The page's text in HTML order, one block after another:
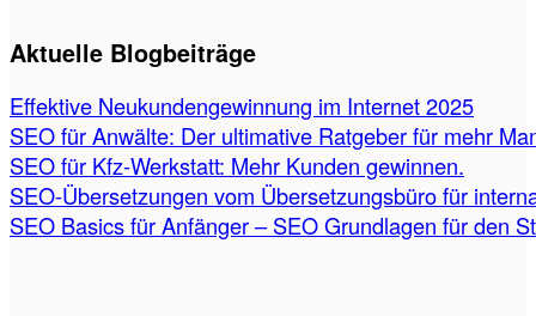
Aktuelle Blogbeiträge
Effektive Neukundengewinnung im Internet 2025
SEO für Anwälte: Der ultimative Ratgeber für mehr
SEO für Kfz-Werkstatt: Mehr Kunden gewinnen.
SEO-Übersetzungen vom Übersetzungsbüro für
SEO Basics für Anfänger – SEO Grundlagen für den